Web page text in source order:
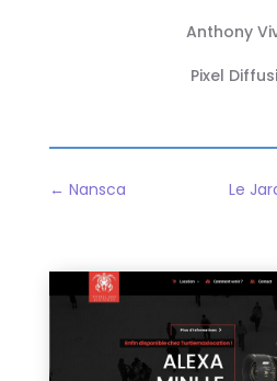
Anthony
Pixel
← Nansca Le